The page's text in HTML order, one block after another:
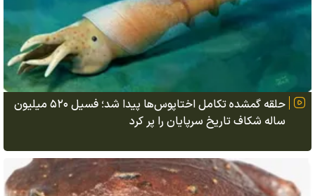
حلقه گمشده تکامل اختاپوس‌ها پیدا شد؛ فسیل ۵۲۰ میلیون
ساله شکاف تاریخ سرپایان را پر کرد